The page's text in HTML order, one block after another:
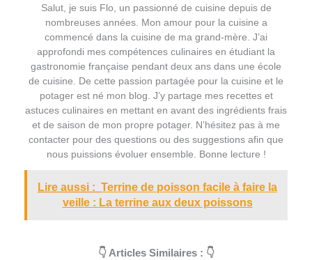
Salut, je suis Flo, un passionné de cuisine depuis de
nombreuses années. Mon amour pour la cuisine a
commencé dans la cuisine de ma grand-mère. J’ai
approfondi mes compétences culinaires en étudiant la
gastronomie française pendant deux ans dans une école
de cuisine. De cette passion partagée pour la cuisine et le
potager est né mon blog. J’y partage mes recettes et
astuces culinaires en mettant en avant des ingrédients frais
et de saison de mon propre potager. N’hésitez pas à me
contacter pour des questions ou des suggestions afin que
nous puissions évoluer ensemble. Bonne lecture !
Lire aussi : Terrine de poisson facile à faire la
veille : La terrine aux deux poissons
👇 Articles Similaires : 👇